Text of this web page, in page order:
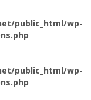
public_html/wp-
public_html/wp-